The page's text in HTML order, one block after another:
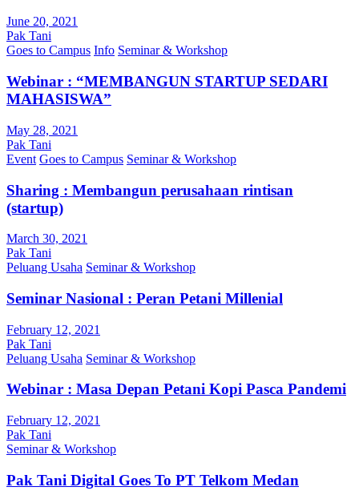
June 20, 2021
Pak Tani
Goes to Campus Info Seminar & Workshop
Webinar : “MEMBANGUN STARTUP SEDARI
MAHASISWA”
May 28, 2021
Pak Tani
Event Goes to Campus Seminar & Workshop
Sharing : Membangun perusahaan rintisan
(startup)
March 30, 2021
Pak Tani
Peluang Usaha Seminar & Workshop
Seminar Nasional : Peran Petani Millenial
February 12, 2021
Pak Tani
Peluang Usaha Seminar & Workshop
Webinar : Masa Depan Petani Kopi Pasca Pandemi
February 12, 2021
Pak Tani
Seminar & Workshop
Pak Tani Digital Goes To PT Telkom Medan